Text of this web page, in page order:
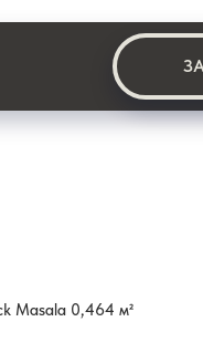
Masala 0,464 м²